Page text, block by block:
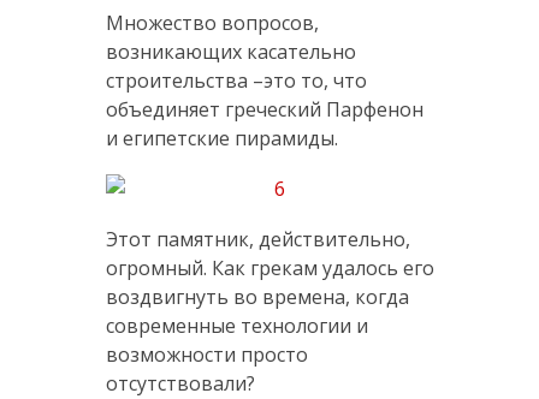
Множество вопросов,
возникающих касательно
строительства –это то, что
объединяет греческий Парфенон
и египетские пирамиды.
Этот памятник, действительно,
огромный. Как грекам удалось его
воздвигнуть во времена, когда
современные технологии и
возможности просто
отсутствовали?